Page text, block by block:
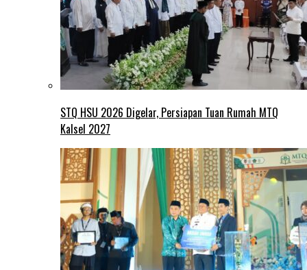
STQ HSU 2026 Digelar, Persiapan Tuan Rumah MTQ
Kalsel 2027